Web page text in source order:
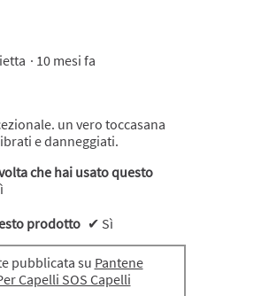
· 10 mesi fa
un vero toccasana
e danneggiati.
che hai usato questo
prodotto ✔ Sì
pubblicata su Pantene
Capelli SOS Capelli